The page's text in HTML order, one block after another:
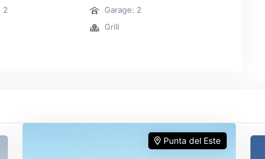
2
Garage: 2
Grill
Punta del Este